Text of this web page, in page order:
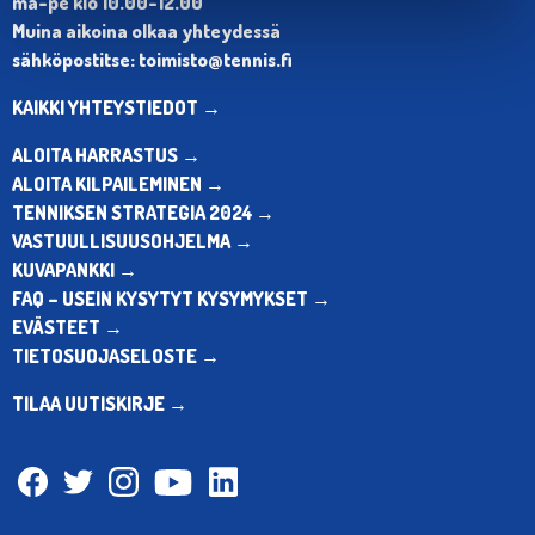
Muina aikoina olkaa yhteydessä
sähköpostitse: toimisto@tennis.fi
KAIKKI YHTEYSTIEDOT →
ALOITA HARRASTUS →
ALOITA KILPAILEMINEN →
TENNIKSEN STRATEGIA 2024 →
VASTUULLISUUSOHJELMA →
KUVAPANKKI →
FAQ – USEIN KYSYTYT KYSYMYKSET →
EVÄSTEET →
TIETOSUOJASELOSTE →
TILAA UUTISKIRJE →